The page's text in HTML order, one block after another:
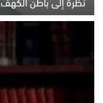
السبت 8 أغسطس 2026 11:04 ص